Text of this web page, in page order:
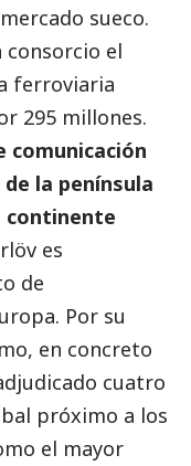
sueco.
consorcio el
ferroviaria
295 millones.
comunicación
la península
continente
es
de
Por su
en concreto
cuatro
próximo a los
el mayor